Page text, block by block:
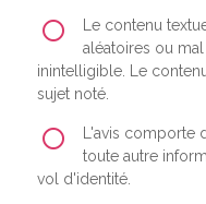
Le contenu
aléatoires ou
inintelligible. Le
sujet noté.
L'avis comporte
toute autre
vol d'identité.